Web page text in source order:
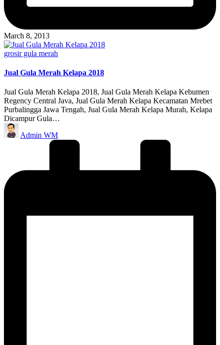
March 8, 2013
Posted
grosir gula merah
Jual Gula Merah Kelapa 2018
Jual Gula Merah Kelapa 2018, Jual Gula Merah Kelapa Kebumen
Regency Central Java, Jual Gula Merah Kelapa Kecamatan Mrebet
Purbalingga Jawa Tengah, Jual Gula Merah Kelapa Murah, Kelapa
Dicampur Gula…
Posted
by
Admin WM